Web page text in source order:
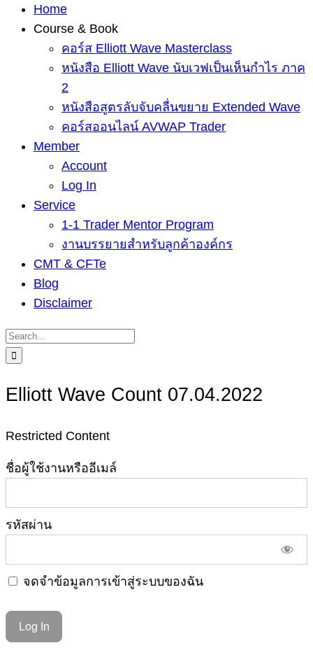
Home
Course & Book
คอร์ส Elliott Wave Masterclass
หนังสือ Elliott Wave นับเวฟเป็นเห็นกำไร ภาค
2
หนังสือสูตรลับจับคลื่นขยาย Extended Wave
คอร์สออนไลน์ AVWAP Trader
Member
Account
Log In
Service
1-1 Trader Mentor Program
งานบรรยายสำหรับลูกค้าองค์กร
CMT & CFTe
Blog
Disclaimer
Search
for:
Elliott Wave Count 07.04.2022
Restricted Content
ชื่อผู้ใช้งานหรืออีเมล์
รหัสผ่าน
จดจำข้อมูลการเข้าสู่ระบบของฉัน